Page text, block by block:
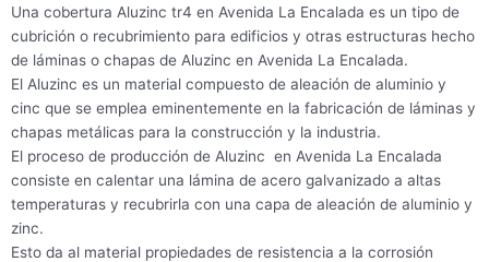
Una cobertura Aluzinc tr4 en Avenida La Encalada es un tipo de
cubrición o recubrimiento para edificios y otras estructuras hecho
de láminas o chapas de Aluzinc en Avenida La Encalada.
El Aluzinc es un material compuesto de aleación de aluminio y
cinc que se emplea eminentemente en la fabricación de láminas y
chapas metálicas para la construcción y la industria.
El proceso de producción de Aluzinc en Avenida La Encalada
consiste en calentar una lámina de acero galvanizado a altas
temperaturas y recubrirla con una capa de aleación de aluminio y
zinc.
Esto da al material propiedades de resistencia a la corrosión